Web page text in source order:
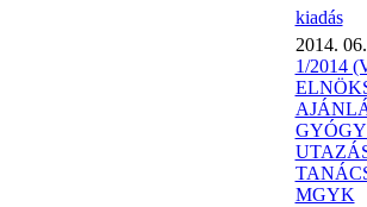
kiadás
2014.
1/2014
MGYK